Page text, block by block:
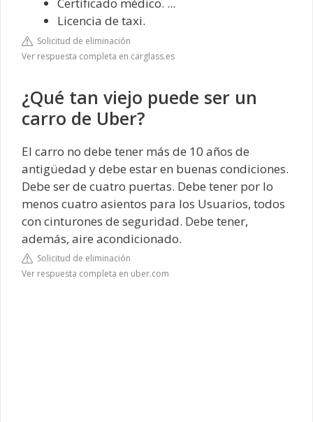
Certificado médico. ...
Licencia de taxi.
Solicitud de eliminación
Ver respuesta completa en carglass.es
¿Qué tan viejo puede ser un
carro de Uber?
El carro no debe tener más de 10 años de
antigüedad y debe estar en buenas condiciones.
Debe ser de cuatro puertas. Debe tener por lo
menos cuatro asientos para los Usuarios, todos
con cinturones de seguridad. Debe tener,
además, aire acondicionado.
Solicitud de eliminación
Ver respuesta completa en uber.com